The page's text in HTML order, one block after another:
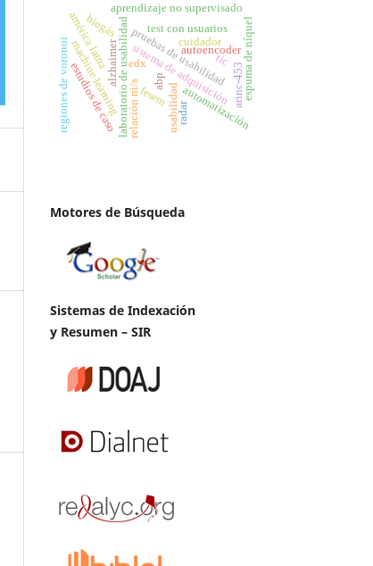
laboratorio de usabilidadpruebas de usabilidad
test con usuarios
usabilidad
sistema de adquisición
automatización
biogás
autoencoder
machine learning
aprendizaje no supervisado
regiones de voronoi abp
estudios de caso espuma de níquel
fesem
edx
relación ni/s
alzhaimer cuidador
tic
américa latna
radar
arinc-453
Motores de Búsqueda
Sistemas de Indexación
y Resumen – SIR